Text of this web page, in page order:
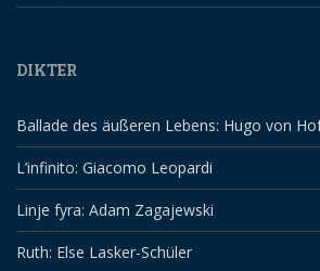
DIKTER
Ballade des äußeren Lebens: Hugo von
L’infinito: Giacomo Leopardi
Linje fyra: Adam Zagajewski
Ruth: Else Lasker-Schüler